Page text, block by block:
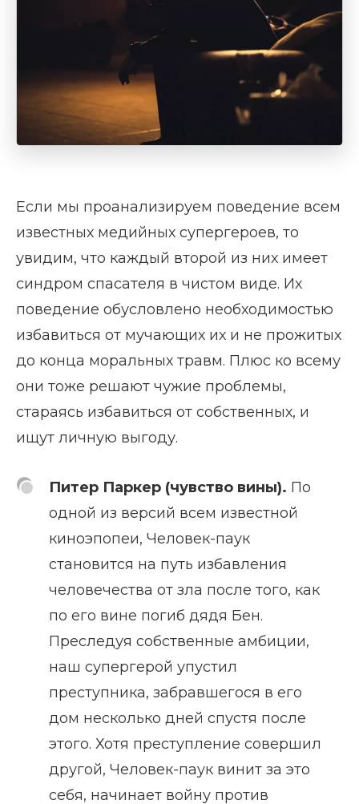
Если мы проанализируем поведение всем
известных медийных супергероев, то
увидим, что каждый второй из них имеет
синдром спасателя в чистом виде. Их
поведение обусловлено необходимостью
избавиться от мучающих их и не прожитых
до конца моральных травм. Плюс ко всему
они тоже решают чужие проблемы,
стараясь избавиться от собственных, и
ищут личную выгоду.
Питер Паркер (чувство вины). По
одной из версий всем известной
киноэпопеи, Человек-паук
становится на путь избавления
человечества от зла после того, как
по его вине погиб дядя Бен.
Преследуя собственные амбиции,
наш супергерой упустил
преступника, забравшегося в его
дом несколько дней спустя после
этого. Хотя преступление совершил
другой, Человек-паук винит за это
себя, начинает войну против